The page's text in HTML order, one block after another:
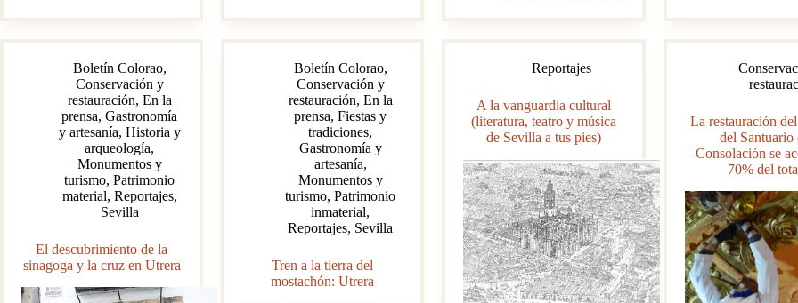
Molares
Boletín Colorao,
Conservación y
restauración, En la
prensa,Gastronomía
y artesanía, Historia y
arqueología,
Monumentos y
turismo,Patrimonio
material, Reportajes,
Sevilla
El descubrimiento de la
sinagoga y la cruz en Utrera
Boletín Colorao,
Conservación y
restauración, En la
prensa,Fiestas y
tradiciones,
Gastronomía y
artesanía,
Monumentos y
turismo,Patrimonio
inmaterial,
Reportajes, Sevilla
Tren a la tierra del
mostachón: Utrera
Reportajes
A la vanguardia cultural
(literatura, teatro y música
de Sevilla a tus pies)
La restauración
del Santuario
Consolación se
70% del